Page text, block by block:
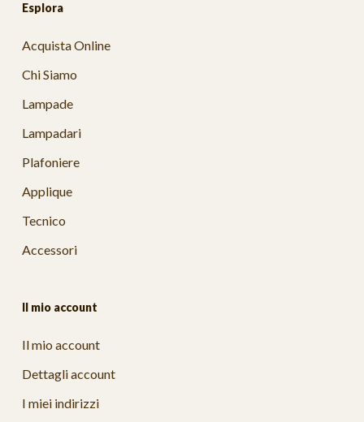
Esplora
Acquista Online
Chi Siamo
Lampade
Lampadari
Plafoniere
Applique
Tecnico
Accessori
Il mio account
Il mio account
Dettagli account
I miei indirizzi